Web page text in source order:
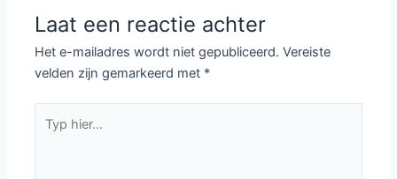
Laat een reactie achter
Het e-mailadres wordt niet gepubliceerd. Vereiste
velden zijn gemarkeerd met *
hier...